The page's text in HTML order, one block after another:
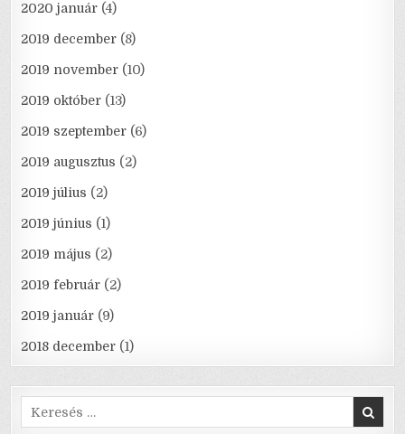
2020 január (4)
2019 december (8)
2019 november (10)
2019 október (13)
2019 szeptember (6)
2019 augusztus (2)
2019 július (2)
2019 június (1)
2019 május (2)
2019 február (2)
2019 január (9)
2018 december (1)
Search
for: